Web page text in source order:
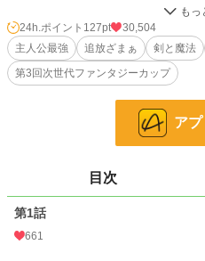
「それは貴様が無能だからだ！」
「そ、そんな。俺が無能だなんて。こん
「黙れ、とっととここから消えるがいい
それは突然の出来事だった。
ＳＳパーティーから総スカンに遭い、
そんな彼だったが、とあるパーティー
「治癒魔法でモンスターの群れを殲滅だ
24h.ポイント 127pt
30,504
主人公最強
追放ざまぁ 剣と魔法
第3回次世代ファンタジーカップ
ア
目次
第1話
661